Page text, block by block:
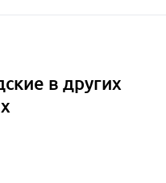
в других